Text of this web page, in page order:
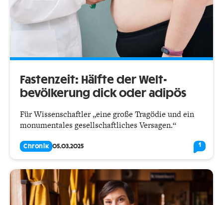
Fastenzeit: Hälfte der Welt­
bevölkerung dick oder adipös
Für Wissenschaftler „eine große Tragödie und ein
monumentales gesellschaftliches Versagen.“
Chronik 05.03.2025 1